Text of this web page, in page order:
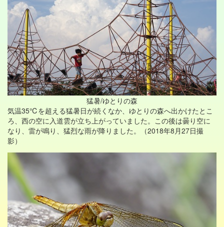
猛暑/ゆとりの森
気温35℃を超える猛暑日が続くなか、ゆとりの森へ出かけたとこ
ろ、西の空に入道雲が立ち上がっていました。この後は曇り空に
なり、雷が鳴り、猛烈な雨が降りました。（2018年8月27日撮
影）